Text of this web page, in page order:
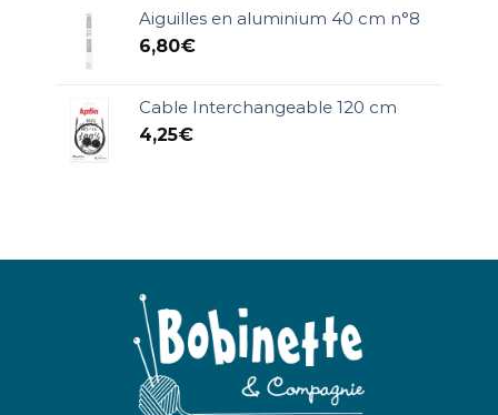
Aiguilles en aluminium 40 cm n°8
6,80€
Cable Interchangeable 120 cm
4,25€